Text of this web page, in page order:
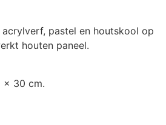
acrylverf, pastel en houtskool op
houten paneel.
x 30 cm.